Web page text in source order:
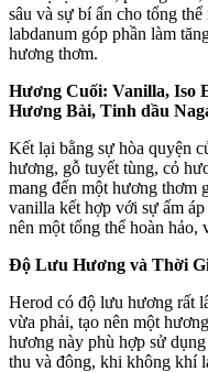
sâu và sự bí ẩn cho tổng
labdanum góp phần làm
hương thơm.
Hương Cuối: Vanilla, Iso
Hương Bài, Tinh dầu
Kết lại bằng sự hòa quyện
hương, gỗ tuyết tùng, cỏ
mang đến một hương thơm
vanilla kết hợp với sự ấm
nên một tổng thể hoàn hảo,
Độ Lưu Hương và Thời
Herod có độ lưu hương rất
vừa phải, tạo nên một
hương này phù hợp sử
thu và đông, khi không khí